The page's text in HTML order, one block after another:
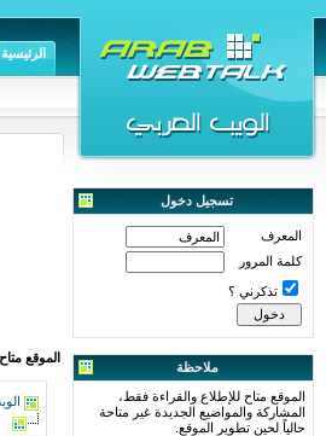
الرئيسية
تسجيل دخول
المعرف
كلمة المرور
تذكرني ؟
ملاحظة
الموقع متاح للإطلاع والقراءة فقط،
المشاركة والمواضيع الجديدة غير متاحة
حالياً لحين تطوير الموقع.
الموقع